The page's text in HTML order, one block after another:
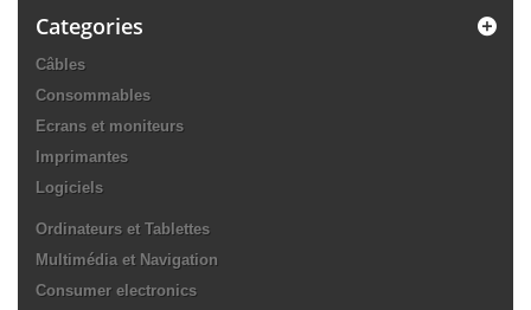
Categories
Câbles
Consommables
Ecrans et moniteurs
Imprimantes
Logiciels
Ordinateurs et Tablettes
Multimédia et Navigation
Consumer electronics